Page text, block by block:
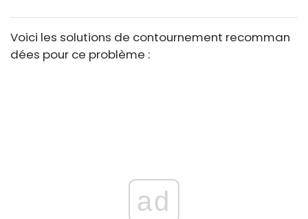
Voici les solutions de contournement recomman
dées pour ce problème :
ad